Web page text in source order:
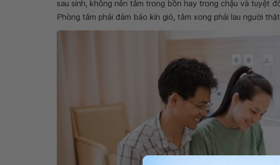
sau sinh, không nên tắm trong bồn hay trong chậu và tuyệt
Phòng tắm phải đảm bảo kín gió, tắm xong phải lau người